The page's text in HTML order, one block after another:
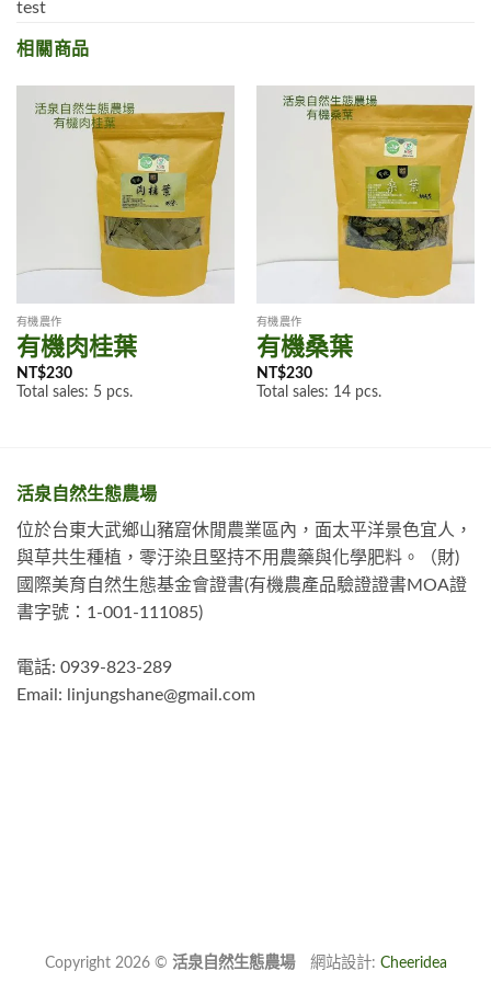
test
相關商品
有機農作
有機肉桂葉
NT$230
Total sales: 5 pcs.
有機農作
有機桑葉
NT$230
Total sales: 14 pcs.
活泉自然生態農場
位於台東大武鄉山豬窟休閒農業區內，面太平洋景色宜人，
與草共生種植，零汙染且堅持不用農藥與化學肥料。（財)
國際美育自然生態基金會證書(有機農產品驗證證書MOA證
書字號：1-001-111085)
電話: 0939-823-289
Email: linjungshane@gmail.com
Copyright 2026 © 活泉自然生態農場網站設計: Cheeridea